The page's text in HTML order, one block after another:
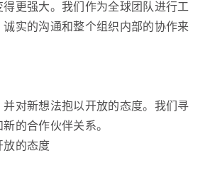
得更强大。我们作为全球团队进行工
实的沟通和整个组织内部的协作来
并对新想法抱以开放的态度。我们寻
的合作伙伴关系。
放的态度